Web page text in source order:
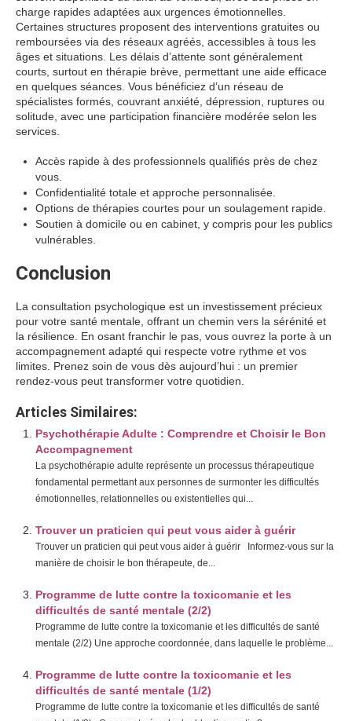
charge rapides adaptées aux urgences émotionnelles.
Certaines structures proposent des interventions gratuites ou
remboursées via des réseaux agréés, accessibles à tous les
âges et situations. Les délais d’attente sont généralement
courts, surtout en thérapie brève, permettant une aide efficace
en quelques séances. Vous bénéficiez d’un réseau de
spécialistes formés, couvrant anxiété, dépression, ruptures ou
solitude, avec une participation financière modérée selon les
services.
Accès rapide à des professionnels qualifiés près de chez
vous.
Confidentialité totale et approche personnalisée.
Options de thérapies courtes pour un soulagement rapide.
Soutien à domicile ou en cabinet, y compris pour les publics
vulnérables.
Conclusion
La consultation psychologique est un investissement précieux
pour votre santé mentale, offrant un chemin vers la sérénité et
la résilience. En osant franchir le pas, vous ouvrez la porte à un
accompagnement adapté qui respecte votre rythme et vos
limites. Prenez soin de vous dès aujourd’hui : un premier
rendez-vous peut transformer votre quotidien.
Articles Similaires:
Psychothérapie Adulte : Comprendre et Choisir le Bon
Accompagnement
La psychothérapie adulte représente un processus thérapeutique
fondamental permettant aux personnes de surmonter les difficultés
émotionnelles, relationnelles ou existentielles qui...
Trouver un praticien qui peut vous aider à guérir
Trouver un praticien qui peut vous aider à guérir Informez-vous sur la
manière de choisir le bon thérapeute, de...
Programme de lutte contre la toxicomanie et les
difficultés de santé mentale (2/2)
Programme de lutte contre la toxicomanie et les difficultés de santé
mentale (2/2) Une approche coordonnée, dans laquelle le problème...
Programme de lutte contre la toxicomanie et les
difficultés de santé mentale (1/2)
Programme de lutte contre la toxicomanie et les difficultés de santé